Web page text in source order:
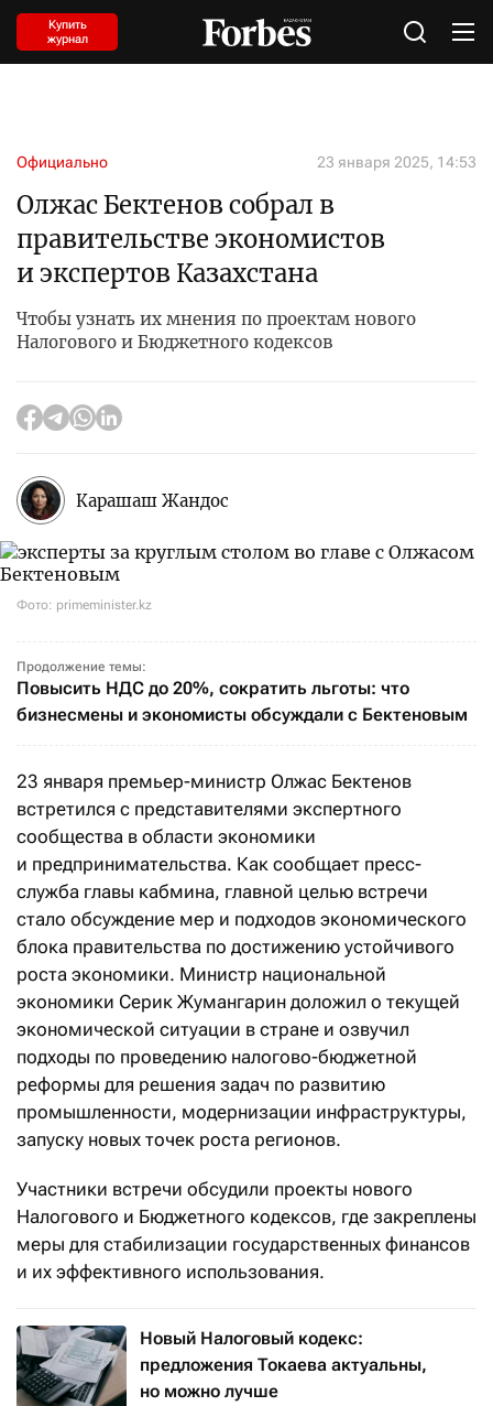
Купить
журнал
Официально 23 января 2025, 14:53
Олжас Бектенов собрал в
правительстве экономистов
и экспертов Казахстана
Чтобы узнать их мнения по проектам нового
Налогового и Бюджетного кодексов
Карашаш Жандос
Фото: primeminister.kz
Продолжение темы:
Повысить НДС до 20%, сократить льготы: что
бизнесмены и экономисты обсуждали с Бектеновым
23 января премьер-министр Олжас Бектенов
встретился с представителями экспертного
сообщества в области экономики
и предпринимательства. Как сообщает пресс-
служба главы кабмина, главной целью встречи
стало обсуждение мер и подходов экономического
блока правительства по достижению устойчивого
роста экономики. Министр национальной
экономики Серик Жумангарин доложил о текущей
экономической ситуации в стране и озвучил
подходы по проведению налогово-бюджетной
реформы для решения задач по развитию
промышленности, модернизации инфраструктуры,
запуску новых точек роста регионов.
Участники встречи обсудили проекты нового
Налогового и Бюджетного кодексов, где закреплены
меры для стабилизации государственных финансов
и их эффективного использования.
Новый Налоговый кодекс:
предложения Токаева актуальны,
но можно лучше